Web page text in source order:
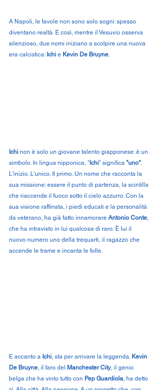
A Napoli, le favole non sono solo sogni: spesso
diventano realtà. E così, mentre il Vesuvio osserva
silenzioso, due nomi iniziano a scolpire una nuova
era calcistica: Ichi e Kevin De Bruyne.
Ichi non è solo un giovane talento giapponese: è un
simbolo. In lingua nipponica, " Ichi" significa "uno".
L'inizio. L'unico. Il primo. Un nome che racconta la
sua missione: essere il punto di partenza, la scintilla
che riaccende il fuoco sotto il cielo azzurro. Con la
sua visione raffinata, i piedi educati e la personalità
da veterano, ha già fatto innamorare Antonio Conte,
che ha intravisto in lui qualcosa di raro. È lui il
nuovo numero uno della trequarti, il ragazzo che
accende le trame e incanta le folle.
E accanto a Ichi , sta per arrivare la leggenda. Kevin
De Bruyne , il faro del Manchester City, il genio
belga che ha vinto tutto con Pep Guardiola , ha detto